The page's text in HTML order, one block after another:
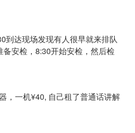
到达现场发现有人很早就来排队
安检，8:30开始安检，然后检
，一机¥40, 自己租了普通话讲解